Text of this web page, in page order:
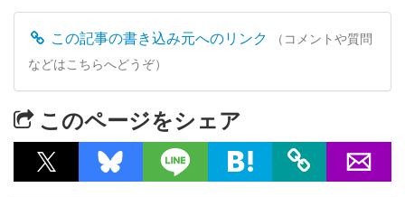
この記事の書き込み元へのリンク
（コメントや質問
などはこちらへどうぞ）
このページをシェア